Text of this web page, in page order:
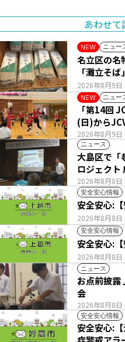
あわせて
NEW ニュー
2026年8月9日
名立区の名
「灘立そば
NEW ニュー
2026年8月9日
「第14回
(日)から
ニュース
2026年8月8日
大島区で「
ロジェクト
安全安心情報
2026年8月8日
安全安心:
安全安心情報
2026年8月8日
安全安心:
ニュース
2026年8月8日
お点前披露
会
安全安心情報
安全安心: